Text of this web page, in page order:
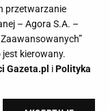
przetwarzanie
– Agora S.A. –
kierowany.
Gazeta.pl iPolityka